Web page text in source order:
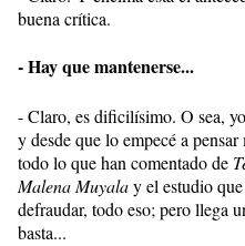
buena crítica.
- Hay que mantenerse...
- Claro, es dificilísimo. O sea,
y desde que lo empecé a pensar
todo lo que han comentado de
Malena Muyalay el estudio
defraudar, todo eso; pero llega
basta...